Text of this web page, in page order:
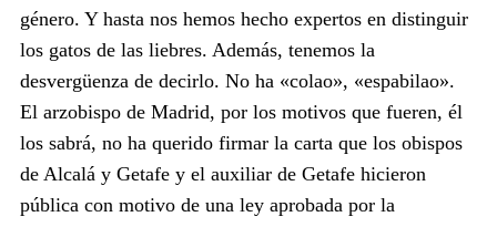
género. Y hasta nos hemos hecho expertos en distinguir
los gatos de las liebres. Además, tenemos la
desvergüenza de decirlo. No ha «colao», «espabilao».
El arzobispo de Madrid, por los motivos que fueren, él
los sabrá, no ha querido firmar la carta que los obispos
de Alcalá y Getafe y el auxiliar de Getafe hicieron
pública con motivo de una ley aprobada por la